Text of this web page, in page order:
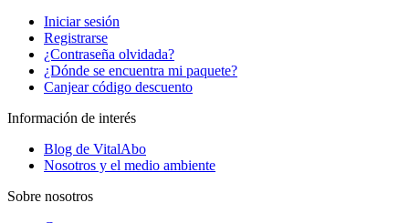
Iniciar sesión
Registrarse
¿Contraseña olvidada?
¿Dónde se encuentra mi paquete?
Canjear código descuento
Información de interés
Blog de VitalAbo
Nosotros y el medio ambiente
Sobre nosotros